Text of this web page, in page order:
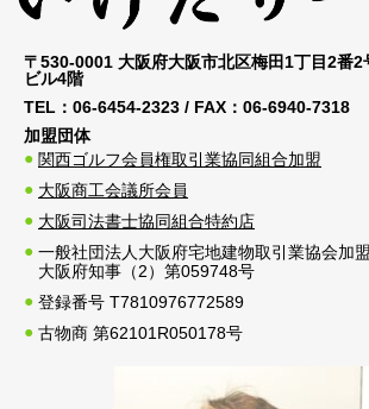
〒530-0001 大阪府大阪市北区梅田1丁目2番2
ビル4階
TEL： 06-6454-2323 / FAX： 06-6940-7318
加盟団体
関西ゴルフ会員権取引業協同組合加盟
大阪商工会議所会員
大阪司法書士協同組合特約店
一般社団法人大阪府宅地建物取引業協会加盟
大阪府知事（2）第059748号
登録番号 T7810976772589
古物商 第62101R050178号